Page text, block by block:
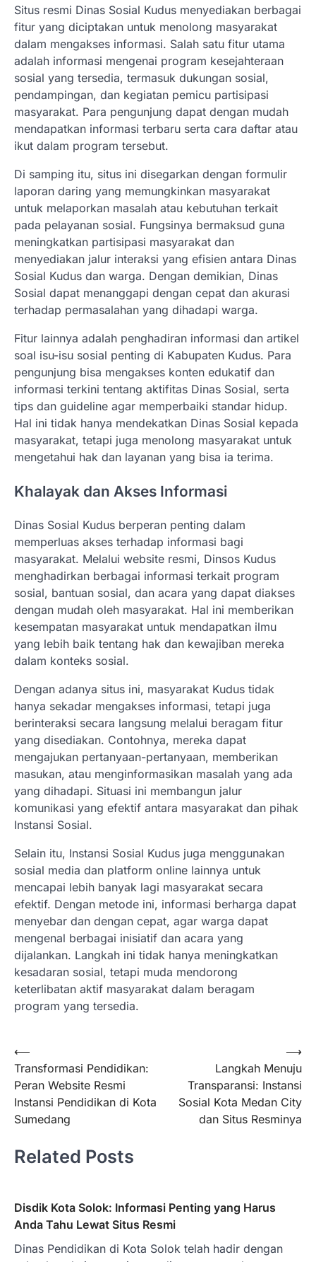
Situs resmi Dinas Sosial Kudus menyediakan berbagai
fitur yang diciptakan untuk menolong masyarakat
dalam mengakses informasi. Salah satu fitur utama
adalah informasi mengenai program kesejahteraan
sosial yang tersedia, termasuk dukungan sosial,
pendampingan, dan kegiatan pemicu partisipasi
masyarakat. Para pengunjung dapat dengan mudah
mendapatkan informasi terbaru serta cara daftar atau
ikut dalam program tersebut.
Di samping itu, situs ini disegarkan dengan formulir
laporan daring yang memungkinkan masyarakat
untuk melaporkan masalah atau kebutuhan terkait
pada pelayanan sosial. Fungsinya bermaksud guna
meningkatkan partisipasi masyarakat dan
menyediakan jalur interaksi yang efisien antara Dinas
Sosial Kudus dan warga. Dengan demikian, Dinas
Sosial dapat menanggapi dengan cepat dan akurasi
terhadap permasalahan yang dihadapi warga.
Fitur lainnya adalah penghadiran informasi dan artikel
soal isu-isu sosial penting di Kabupaten Kudus. Para
pengunjung bisa mengakses konten edukatif dan
informasi terkini tentang aktifitas Dinas Sosial, serta
tips dan guideline agar memperbaiki standar hidup.
Hal ini tidak hanya mendekatkan Dinas Sosial kepada
masyarakat, tetapi juga menolong masyarakat untuk
mengetahui hak dan layanan yang bisa ia terima.
Khalayak dan Akses Informasi
Dinas Sosial Kudus berperan penting dalam
memperluas akses terhadap informasi bagi
masyarakat. Melalui website resmi, Dinsos Kudus
menghadirkan berbagai informasi terkait program
sosial, bantuan sosial, dan acara yang dapat diakses
dengan mudah oleh masyarakat. Hal ini memberikan
kesempatan masyarakat untuk mendapatkan ilmu
yang lebih baik tentang hak dan kewajiban mereka
dalam konteks sosial.
Dengan adanya situs ini, masyarakat Kudus tidak
hanya sekadar mengakses informasi, tetapi juga
berinteraksi secara langsung melalui beragam fitur
yang disediakan. Contohnya, mereka dapat
mengajukan pertanyaan-pertanyaan, memberikan
masukan, atau menginformasikan masalah yang ada
yang dihadapi. Situasi ini membangun jalur
komunikasi yang efektif antara masyarakat dan pihak
Instansi Sosial.
Selain itu, Instansi Sosial Kudus juga menggunakan
sosial media dan platform online lainnya untuk
mencapai lebih banyak lagi masyarakat secara
efektif. Dengan metode ini, informasi berharga dapat
menyebar dan dengan cepat, agar warga dapat
mengenal berbagai inisiatif dan acara yang
dijalankan. Langkah ini tidak hanya meningkatkan
kesadaran sosial, tetapi muda mendorong
keterlibatan aktif masyarakat dalam beragam
program yang tersedia.
Post
navigation
⟵
Transformasi Pendidikan:
Peran Website Resmi
Instansi Pendidikan di Kota
Sumedang
Langkah Menuju
Transparansi: Instansi
Sosial Kota Medan City
dan Situs Resminya
⟶
Related Posts
Disdik Kota Solok: Informasi Penting yang Harus
Anda Tahu Lewat Situs Resmi
Dinas Pendidikan di Kota Solok telah hadir dengan